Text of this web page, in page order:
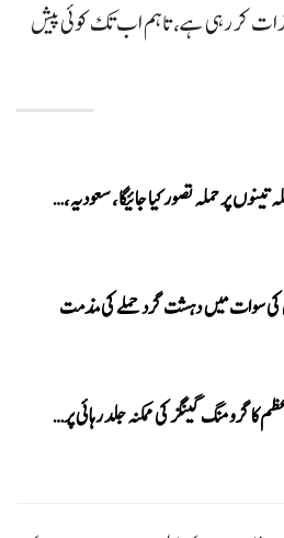
کر رہی ہے، تاہم اب تک کوئی پیش
پر حملہ تصور کیا جائیگا، سعودیہ،…
کی سوات میں دہشت گرد حملے کی مذمت
کا گرومنگ گینگز کی ممکنہ جلد رہائی پر…